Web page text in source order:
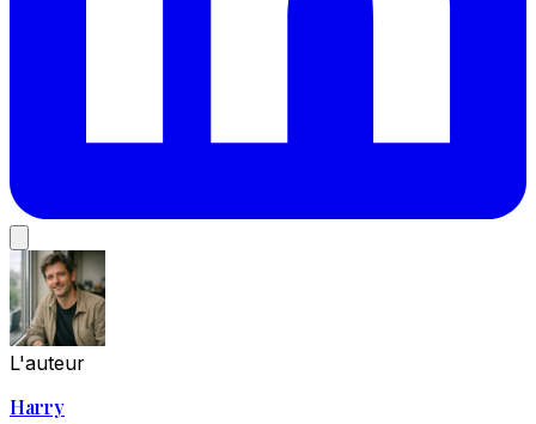
L'auteur
Harry